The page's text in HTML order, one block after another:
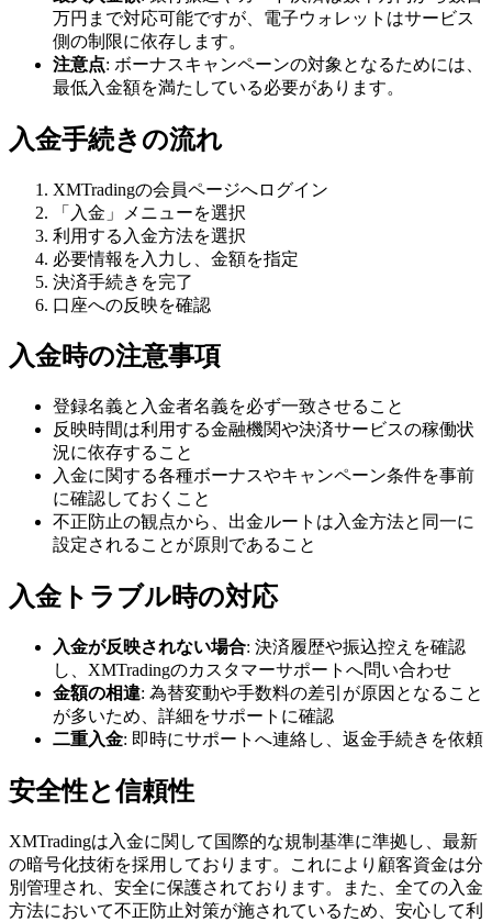
万円まで対応可能ですが、電子ウォレットはサービス
側の制限に依存します。
注意点: ボーナスキャンペーンの対象となるためには、
最低入金額を満たしている必要があります。
入金手続きの流れ
XMTradingの会員ページへログイン
「入金」メニューを選択
利用する入金方法を選択
必要情報を入力し、金額を指定
決済手続きを完了
口座への反映を確認
入金時の注意事項
登録名義と入金者名義を必ず一致させること
反映時間は利用する金融機関や決済サービスの稼働状
況に依存すること
入金に関する各種ボーナスやキャンペーン条件を事前
に確認しておくこと
不正防止の観点から、出金ルートは入金方法と同一に
設定されることが原則であること
入金トラブル時の対応
入金が反映されない場合: 決済履歴や振込控えを確認
し、XMTradingのカスタマーサポートへ問い合わせ
金額の相違: 為替変動や手数料の差引が原因となること
が多いため、詳細をサポートに確認
二重入金: 即時にサポートへ連絡し、返金手続きを依頼
安全性と信頼性
XMTradingは入金に関して国際的な規制基準に準拠し、最新
の暗号化技術を採用しております。これにより顧客資金は分
別管理され、安全に保護されております。また、全ての入金
方法において不正防止対策が施されているため、安心して利